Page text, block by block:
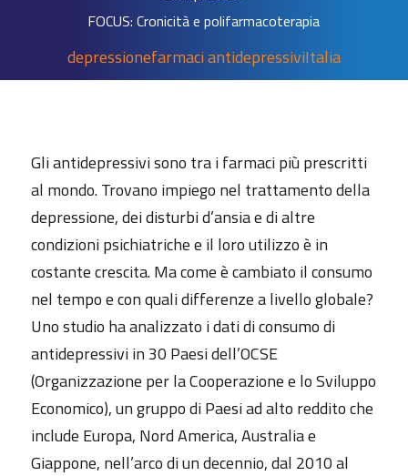
FOCUS: Cronicità e polifarmacoterapia
depressionefarmaci antidepressiviItalia
Gli antidepressivi sono tra i farmaci più prescritti
al mondo. Trovano impiego nel trattamento della
depressione, dei disturbi d’ansia e di altre
condizioni psichiatriche e il loro utilizzo è in
costante crescita. Ma come è cambiato il consumo
nel tempo e con quali differenze a livello globale?
Uno studio ha analizzato i dati di consumo di
antidepressivi in 30 Paesi dell’OCSE
(Organizzazione per la Cooperazione e lo Sviluppo
Economico), un gruppo di Paesi ad alto reddito che
include Europa, Nord America, Australia e
Giappone, nell’arco di un decennio, dal 2010 al